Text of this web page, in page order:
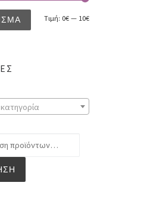
Τιμή: 0€ — 10€
κατηγορία